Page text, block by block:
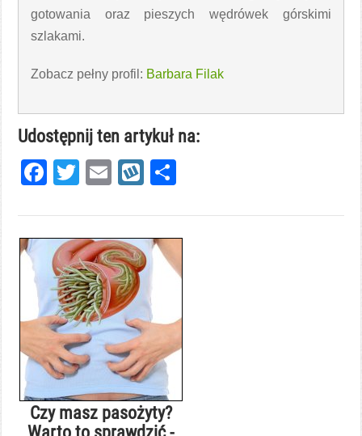
gotowania oraz pieszych wędrówek górskimi
szlakami.
Zobacz pełny profil: Barbara Filak
Udostępnij ten artykuł na:
Facebook
Twitter
EmailWykop
Czy masz pasożyty?